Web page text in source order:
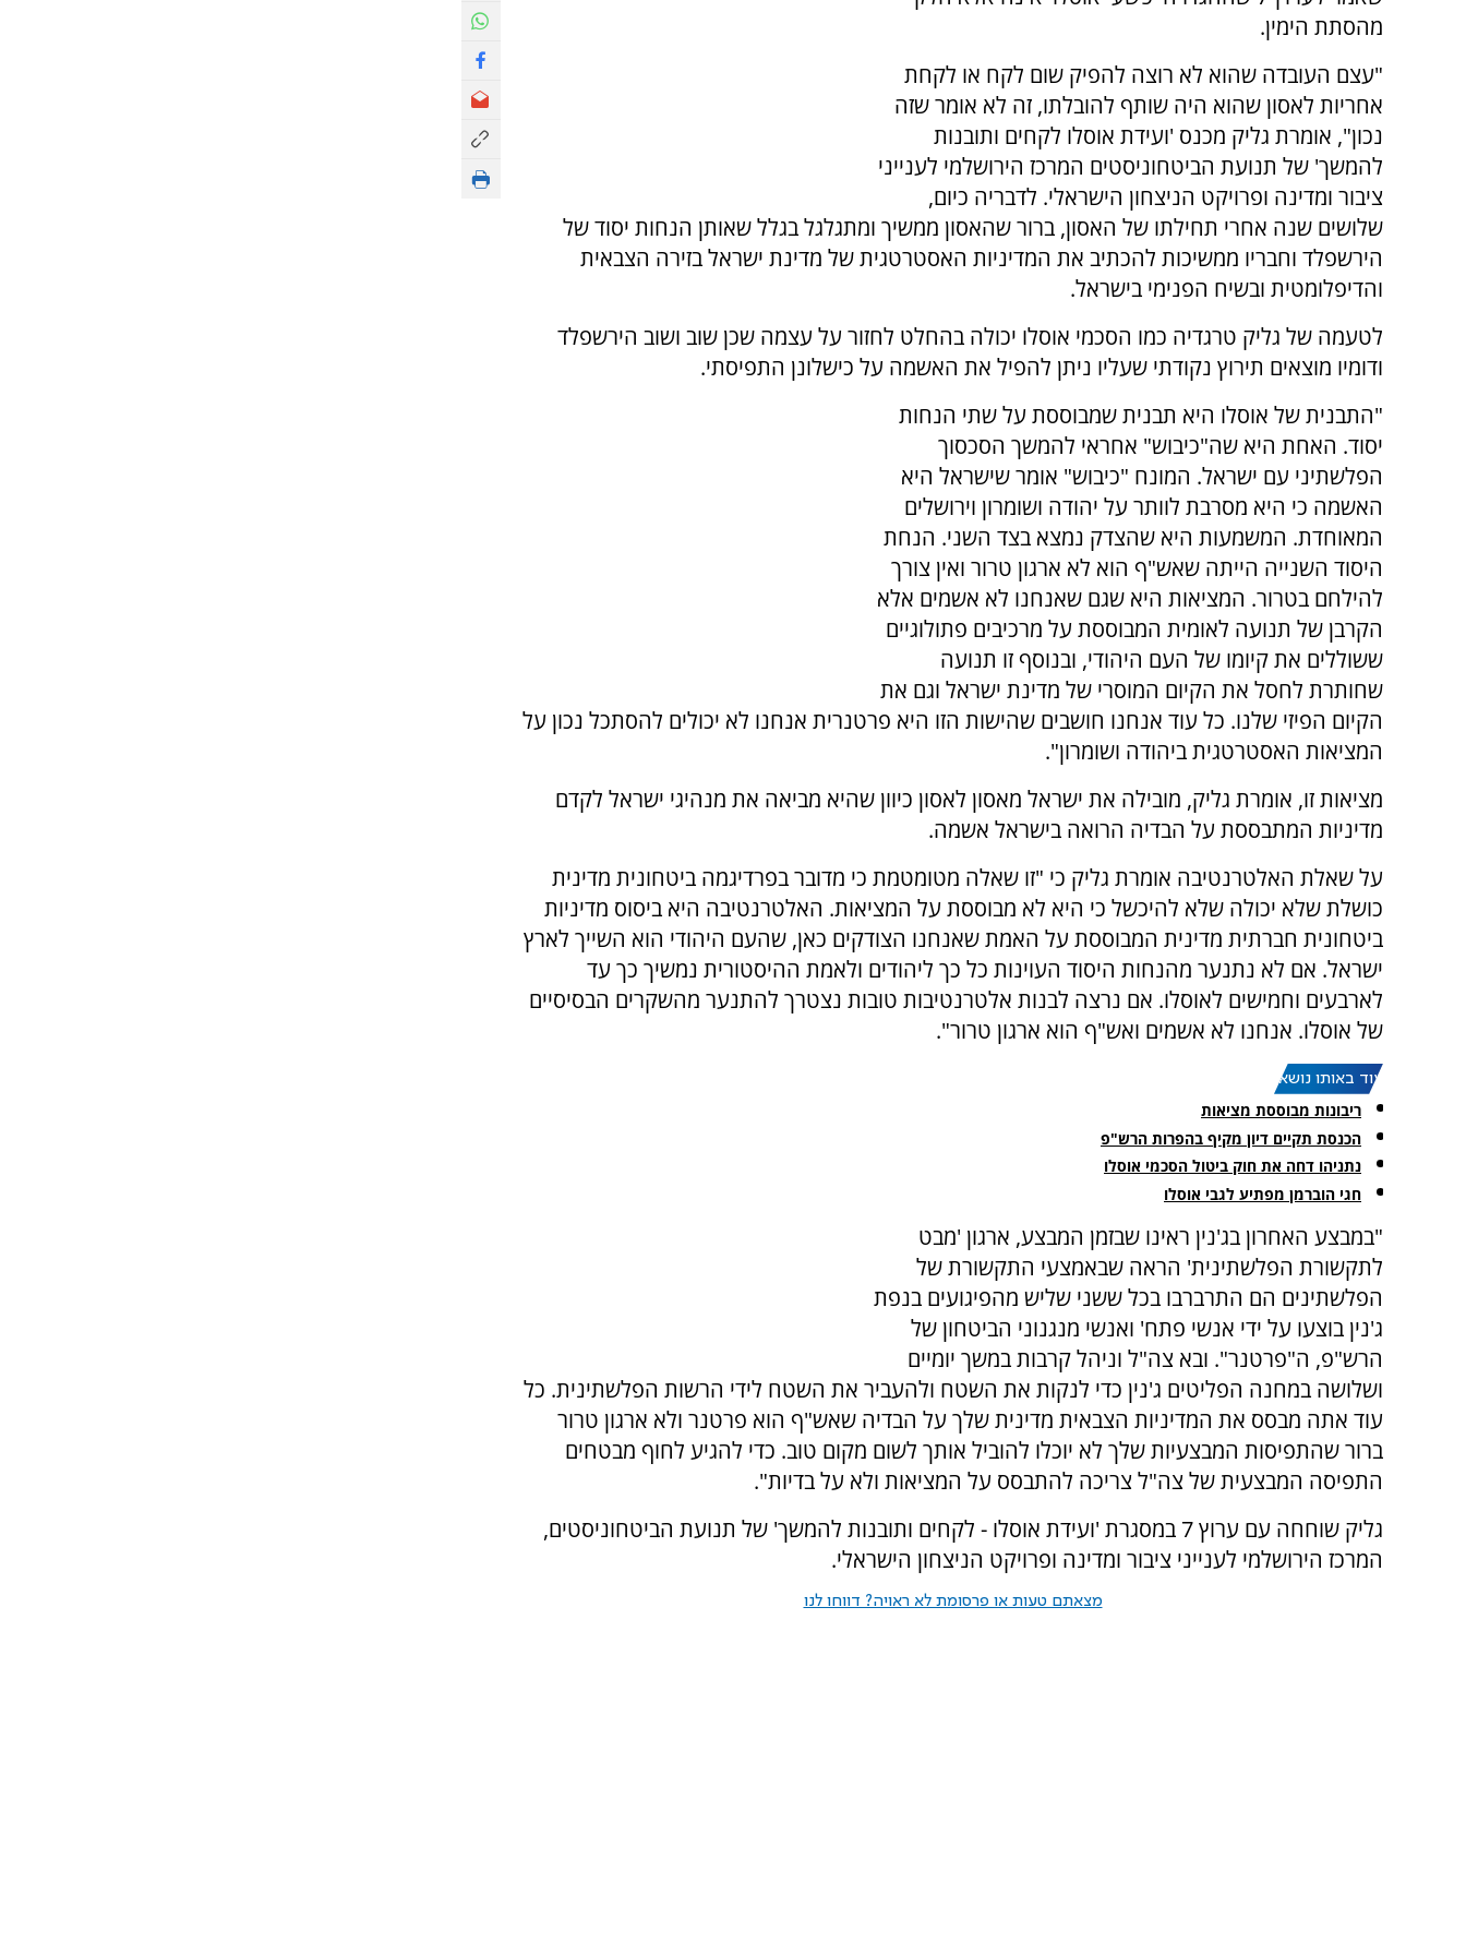
מהסתת הימין.
"עצם העובדה שהוא לא רוצה להפיק שום לקח או לקחת
אחריות לאסון שהוא היה שותף להובלתו, זה לא אומר שזה
נכון", אומרת גליק מכנס 'ועידת אוסלו לקחים ותובנות
להמשך' של תנועת הביטחוניסטים המרכז הירושלמי לענייני
ציבור ומדינה ופרויקט הניצחון הישראלי. לדבריה כיום,
שלושים שנה אחרי תחילתו של האסון, ברור שהאסון ממשיך ומתגלגל בגלל שאותן הנחות יסוד של
הירשפלד וחבריו ממשיכות להכתיב את המדיניות האסטרטגית של מדינת ישראל בזירה הצבאית
והדיפלומטית ובשיח הפנימי בישראל.
לטעמה של גליק טרגדיה כמו הסכמי אוסלו יכולה בהחלט לחזור על עצמה שכן שוב ושוב הירשפלד
ודומיו מוצאים תירוץ נקודתי שעליו ניתן להפיל את האשמה על כישלונן התפיסתי.
"התבנית של אוסלו היא תבנית שמבוססת על שתי הנחות
יסוד. האחת היא שה"כיבוש" אחראי להמשך הסכסוך
הפלשתיני עם ישראל. המונח "כיבוש" אומר שישראל היא
האשמה כי היא מסרבת לוותר על יהודה ושומרון וירושלים
המאוחדת. המשמעות היא שהצדק נמצא בצד השני. הנחת
היסוד השנייה הייתה שאש"ף הוא לא ארגון טרור ואין צורך
להילחם בטרור. המציאות היא שגם שאנחנו לא אשמים אלא
הקרבן של תנועה לאומית המבוססת על מרכיבים פתולוגיים
ששוללים את קיומו של העם היהודי, ובנוסף זו תנועה
שחותרת לחסל את הקיום המוסרי של מדינת ישראל וגם את
הקיום הפיזי שלנו. כל עוד אנחנו חושבים שהישות הזו היא פרטנרית אנחנו לא יכולים להסתכל נכון על
המציאות האסטרטגית ביהודה ושומרון".
מציאות זו, אומרת גליק, מובילה את ישראל מאסון לאסון כיוון שהיא מביאה את מנהיגי ישראל לקדם
מדיניות המתבססת על הבדיה הרואה בישראל אשמה.
על שאלת האלטרנטיבה אומרת גליק כי "זו שאלה מטומטמת כי מדובר בפרדיגמה ביטחונית מדינית
כושלת שלא יכולה שלא להיכשל כי היא לא מבוססת על המציאות. האלטרנטיבה היא ביסוס מדיניות
ביטחונית חברתית מדינית המבוססת על האמת שאנחנו הצודקים כאן, שהעם היהודי הוא השייך לארץ
ישראל. אם לא נתנער מהנחות היסוד העוינות כל כך ליהודים ולאמת ההיסטורית נמשיך כך עד
לארבעים וחמישים לאוסלו. אם נרצה לבנות אלטרנטיבות טובות נצטרך להתנער מהשקרים הבסיסיים
של אוסלו. אנחנו לא אשמים ואש"ף הוא ארגון טרור".
עוד באותו נושא:
ריבונות מבוססת מציאות
הכנסת תקיים דיון מקיף בהפרות הרש"פ
נתניהו דחה את חוק ביטול הסכמי אוסלו
חגי הוברמן מפתיע לגבי אוסלו
"במבצע האחרון בג'נין ראינו שבזמן המבצע, ארגון 'מבט
לתקשורת הפלשתינית' הראה שבאמצעי התקשורת של
הפלשתינים הם התרברבו בכל ששני שליש מהפיגועים בנפת
ג'נין בוצעו על ידי אנשי פתח' ואנשי מנגנוני הביטחון של
הרש"פ, ה"פרטנר". ובא צה"ל וניהל קרבות במשך יומיים
ושלושה במחנה הפליטים ג'נין כדי לנקות את השטח ולהעביר את השטח לידי הרשות הפלשתינית. כל
עוד אתה מבסס את המדיניות הצבאית מדינית שלך על הבדיה שאש"ף הוא פרטנר ולא ארגון טרור
ברור שהתפיסות המבצעיות שלך לא יוכלו להוביל אותך לשום מקום טוב. כדי להגיע לחוף מבטחים
התפיסה המבצעית של צה"ל צריכה להתבסס על המציאות ולא על בדיות".
גליק שוחחה עם ערוץ 7 במסגרת 'ועידת אוסלו - לקחים ותובנות להמשך' של תנועת הביטחוניסטים,
המרכז הירושלמי לענייני ציבור ומדינה ופרויקט הניצחון הישראלי.
מצאתם טעות או פרסומת לא ראויה? דווחו לנו